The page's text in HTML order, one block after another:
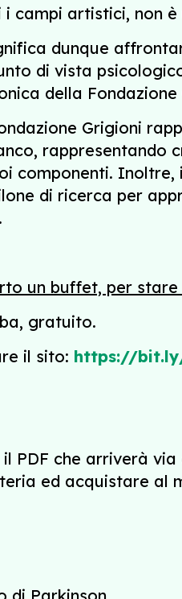
campi artistici, non
dunque
di vista
della Fondazione
Grigioni
rappresentando
componenti.
di ricerca per
un buffet, per stare
gratuito.
il sito: https://
PDF che arriverà
ed acquistare al